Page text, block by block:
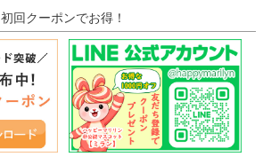
初回クーポンでお得！